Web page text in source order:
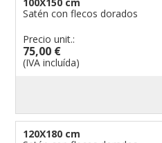
Satén con flecos dorados
Precio unit.:
75,00 €
(IVA incluída)
120X180 cm